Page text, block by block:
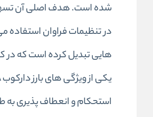
شده است. هدف اصلی آن
هایی تبدیل کرده است که